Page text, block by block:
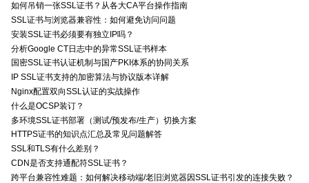
如何吊销一张SSL证书？从各大CA平台操作指南
SSL证书与浏览器兼容性：如何避免访问问题
安装SSL证书必须要有独立IP吗？
分析Google CT日志中的异常SSL证书样本
国密SSL证书认证机制与国产PKI体系的协同关系
IP SSL证书支持的加密算法与协议版本详解
Nginx配置双向SSL认证的实战操作
什么是OCSP装订？
多环境SSL证书部署（测试/预发布/生产）切换方案
HTTPS证书的知识点汇总及常见问题解答
SSL和TLS有什么差别？
CDN是否支持通配符SSL证书？
跨平台兼容性难题：如何解决移动端/老旧浏览器因SSL证书引发的连接失败？